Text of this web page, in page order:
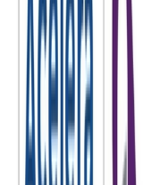
2. Personalización del
transformación digital
según las necesidades
las soluciones
particulares,
3. Eliminación de
autónomos que